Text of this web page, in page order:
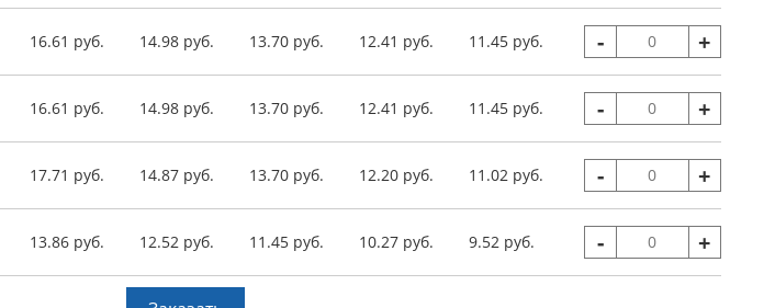
16.61 руб. 14.98 руб. 13.70 руб. 12.41 руб. 11.45 руб. - +
16.61 руб. 14.98 руб. 13.70 руб. 12.41 руб. 11.45 руб. - +
17.71 руб. 14.87 руб. 13.70 руб. 12.20 руб. 11.02 руб. - +
13.86 руб. 12.52 руб. 11.45 руб. 10.27 руб. 9.52 руб. - +